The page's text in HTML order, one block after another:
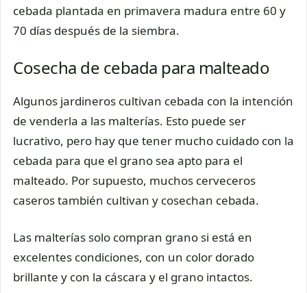
cebada plantada en primavera madura entre 60 y
70 días después de la siembra.
Cosecha de cebada para malteado
Algunos jardineros cultivan cebada con la intención
de venderla a las malterías. Esto puede ser
lucrativo, pero hay que tener mucho cuidado con la
cebada para que el grano sea apto para el
malteado. Por supuesto, muchos cerveceros
caseros también cultivan y cosechan cebada.
Las malterías solo compran grano si está en
excelentes condiciones, con un color dorado
brillante y con la cáscara y el grano intactos.